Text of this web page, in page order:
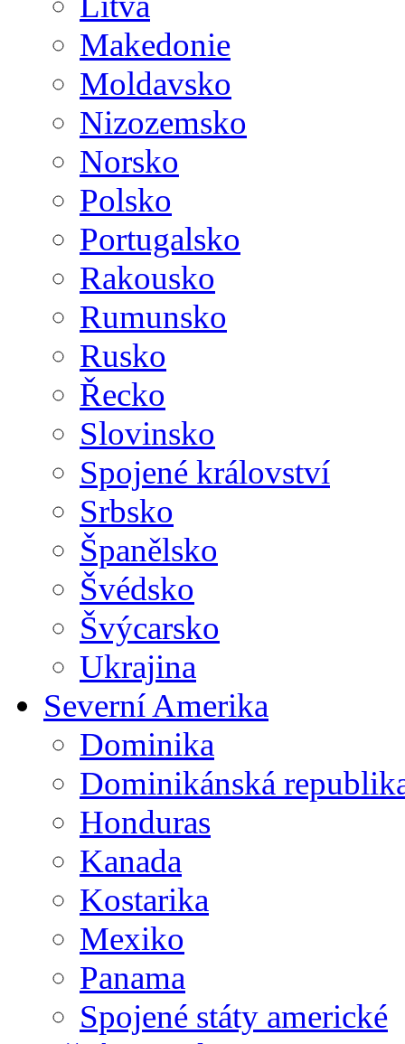
Makedonie
Moldavsko
Nizozemsko
Norsko
Polsko
Portugalsko
Rakousko
Rumunsko
Rusko
Řecko
Slovinsko
Spojené království
Srbsko
Španělsko
Švédsko
Švýcarsko
Ukrajina
Severní Amerika
Dominika
Dominikánská
Honduras
Kanada
Kostarika
Mexiko
Panama
Spojené státy americké